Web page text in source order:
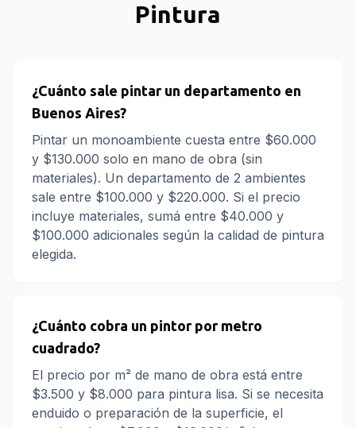
Pintura
¿Cuánto sale pintar un departamento en
Buenos Aires?
Pintar un monoambiente cuesta entre $60.000
y $130.000 solo en mano de obra (sin
materiales). Un departamento de 2 ambientes
sale entre $100.000 y $220.000. Si el precio
incluye materiales, sumá entre $40.000 y
$100.000 adicionales según la calidad de pintura
elegida.
¿Cuánto cobra un pintor por metro
cuadrado?
El precio por m² de mano de obra está entre
$3.500 y $8.000 para pintura lisa. Si se necesita
enduido o preparación de la superficie, el